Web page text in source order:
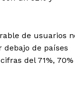
de usuarios
debajo de países
del 71%, 70%